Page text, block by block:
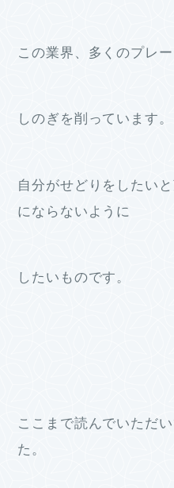
この業界、多くのプレ
しのぎを削っています。
自分がせどりをしたい
にならないように
したいものです。
ここまで読んでいただ
た。